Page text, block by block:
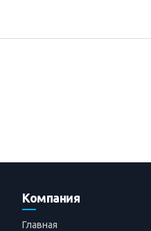
Компания
Главная